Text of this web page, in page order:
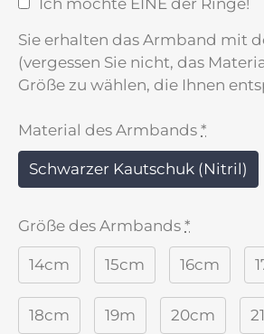
Ich möchte EINE der Ringe!
Sie erhalten das Armband mit
(vergessen Sie nicht, das
Größe zu wählen, die Ihnen
Material des Armbands *
Schwarzer Kautschuk (Nitril)
Größe des Armbands *
14cm 15cm 16cm
18cm 19m 20cm